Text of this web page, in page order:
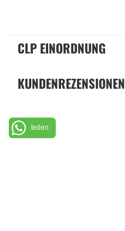
CLP EINORDNUNG
KUNDENREZENSIONEN
teilen